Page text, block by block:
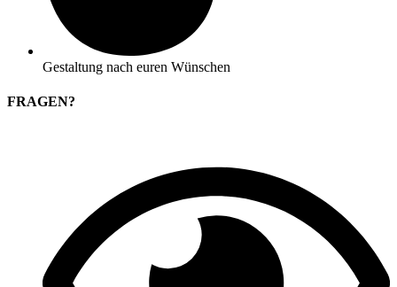
Gestaltung nach euren Wünschen
FRAGEN?